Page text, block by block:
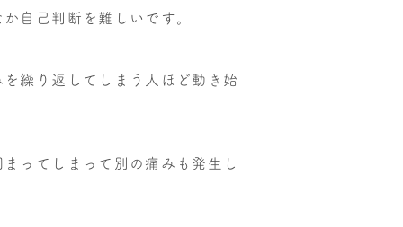
自己判断を難しいです。
繰り返してしまう人ほど動き始
ってしまって別の痛みも発生し